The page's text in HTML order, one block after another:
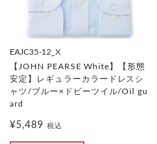
EAJC35-12_X
【JOHN PEARSE White】【形態
安定】レギュラーカラードレスシ
ャツ/ブルー×ドビーツイル/Oil gu
ard
¥5,489 税込